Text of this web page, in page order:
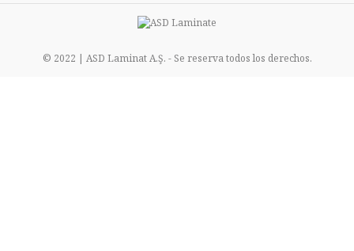
© 2022 | ASD Laminat A.Ş. - Se reserva todos los derechos.